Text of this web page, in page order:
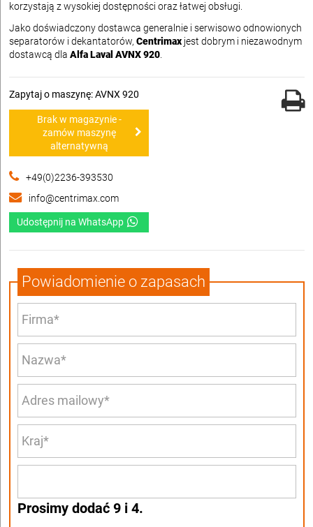
korzystają z wysokiej dostępności oraz łatwej obsługi.
Jako doświadczony dostawca generalnie i serwisowo odnowionych
separatorów i dekantatorów, Centrimax jest dobrym i niezawodnym
dostawcą dla Alfa Laval AVNX 920.
Zapytaj o maszynę: AVNX 920
Brak w magazynie -
zamów maszynę
alternatywną
+49(0)2236-393530
info@centrimax.com
Udostępnij na WhatsApp
Powiadomienie o zapasach
Prosimy dodać 9 i 4.